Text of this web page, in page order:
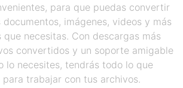
para que puedas convertir
imágenes, videos y más
que necesitas. Con descargas más
convertidos y un soporte amigable
lo necesites, tendrás todo lo que
para trabajar con tus archivos.